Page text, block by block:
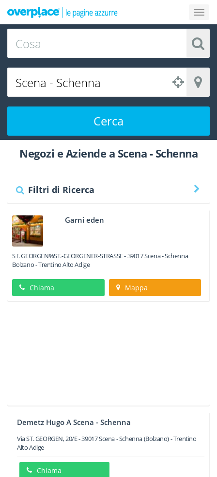
Cerca
Negozi e Aziende a Scena - Schenna
Filtri di Ricerca
Garni eden
ST. GEORGEN%ST.-GEORGENER-STRASSE-39017Scena - Schenna
Bolzano -Trentino Alto Adige
Chiama Mappa
Demetz Hugo A Scena - Schenna
Via ST. GEORGEN, 20/E-39017Scena - Schenna(Bolzano) -Trentino
Alto Adige
Chiama